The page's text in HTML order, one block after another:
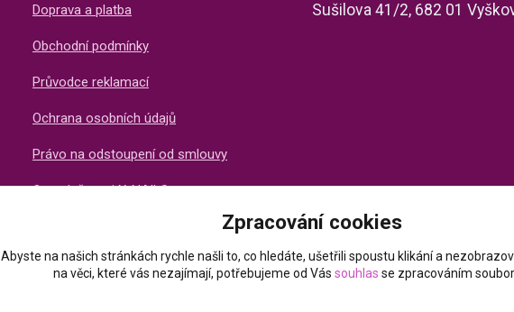
Doprava a platba
Obchodní podmínky
Průvodce reklamací
Ochrana osobních údajů
Právo na odstoupení od smlouvy
O společnosti X-NAILS
Sušilova 41/2, 682 01
Zpracování cookies
Abyste na našich stránkách rychle našli to, co hledáte, ušetřili spoustu klikání a
na věci, které vás nezajímají, potřebujeme od Vás souhlas se zpracováním